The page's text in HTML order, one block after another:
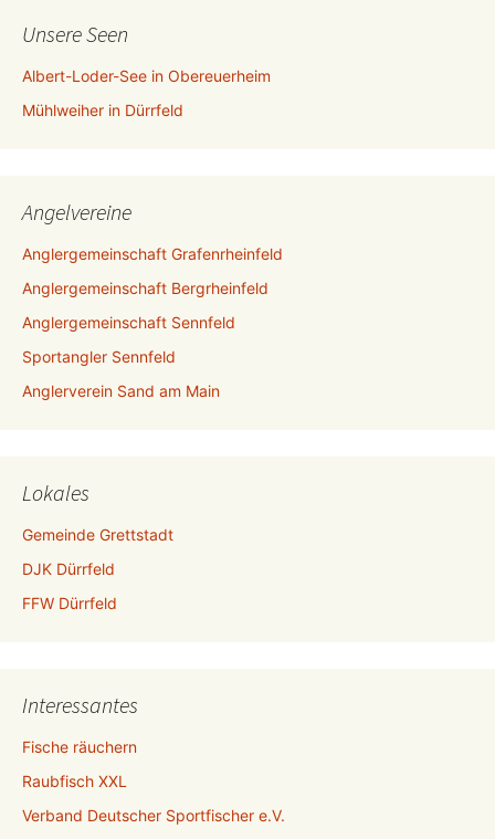
Unsere Seen
Albert-Loder-See in Obereuerheim
Mühlweiher in Dürrfeld
Angelvereine
Anglergemeinschaft Grafenrheinfeld
Anglergemeinschaft Bergrheinfeld
Anglergemeinschaft Sennfeld
Sportangler Sennfeld
Anglerverein Sand am Main
Lokales
Gemeinde Grettstadt
DJK Dürrfeld
FFW Dürrfeld
Interessantes
Fische räuchern
Raubfisch XXL
Verband Deutscher Sportfischer e.V.